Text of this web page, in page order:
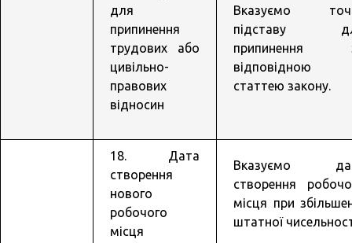
для
припинення
трудових або
цивільно-
правових
відносин
Вказуємо
підставу
припинення
відповідною
статтею закону.
18. Дата
створення
нового
робочого
місця
Вказуємо
створення
місця при
штатної